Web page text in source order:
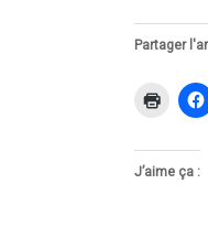
Partager
J’aime ça :